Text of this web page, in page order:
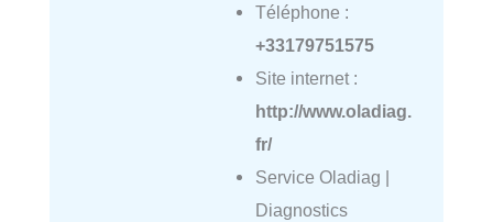
Téléphone :
+33179751575
Site internet :
http://www.oladiag.
fr/
Service Oladiag |
Diagnostics